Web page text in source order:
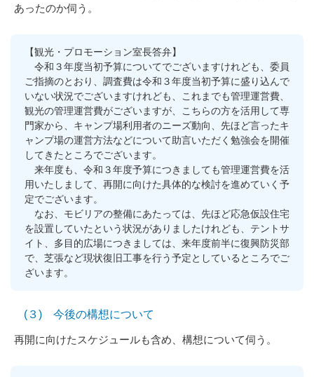
あったのか伺う。
【観光・プロモーション室長答弁】
令和３年度当初予算についてでございますけれども、委員
ご指摘のとおり、調査費は令和３年度当初予算に盛り込んで
いない状況でございますけれども、これまでも管理運営費、
観光の管理運営費がございますが、こちらの方を活用して専
門家から、キャンプ場利用者のニーズ動向、先ほど言ったキ
ャンプ場の運営方法などについて助言いただく勉強会を開催
してきたところでございます。
来年度も、令和３年度予算につきましても管理運営費を活
用いたしまして、再開に向けた具体的な検討を進めていく予
定でございます。
なお、モビリアの整備にあたっては、先ほど応急仮設住宅
を設置していたという状況がありましたけれども、テントサ
イト、多目的広場につきましては、来年度前半に復興防災部
で、芝張など現状復旧工事を行う予定としているところでご
ざいます。
(３) 今後の構想について
再開に向けたスケジュールも含め、構想について伺う。